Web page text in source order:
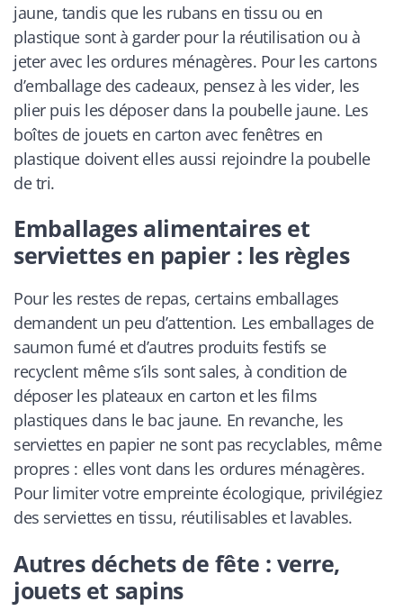
jaune, tandis que les rubans en tissu ou en
plastique sont à garder pour la réutilisation ou à
jeter avec les ordures ménagères. Pour les cartons
d’emballage des cadeaux, pensez à les vider, les
plier puis les déposer dans la poubelle jaune. Les
boîtes de jouets en carton avec fenêtres en
plastique doivent elles aussi rejoindre la poubelle
de tri.
Emballages alimentaires et
serviettes en papier : les règles
Pour les restes de repas, certains emballages
demandent un peu d’attention. Les emballages de
saumon fumé et d’autres produits festifs se
recyclent même s’ils sont sales, à condition de
déposer les plateaux en carton et les films
plastiques dans le bac jaune. En revanche, les
serviettes en papier ne sont pas recyclables, même
propres : elles vont dans les ordures ménagères.
Pour limiter votre empreinte écologique, privilégiez
des serviettes en tissu, réutilisables et lavables.
Autres déchets de fête : verre,
jouets et sapins